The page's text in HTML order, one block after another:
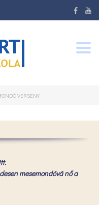
VERSENY
mesemondóvá nő a